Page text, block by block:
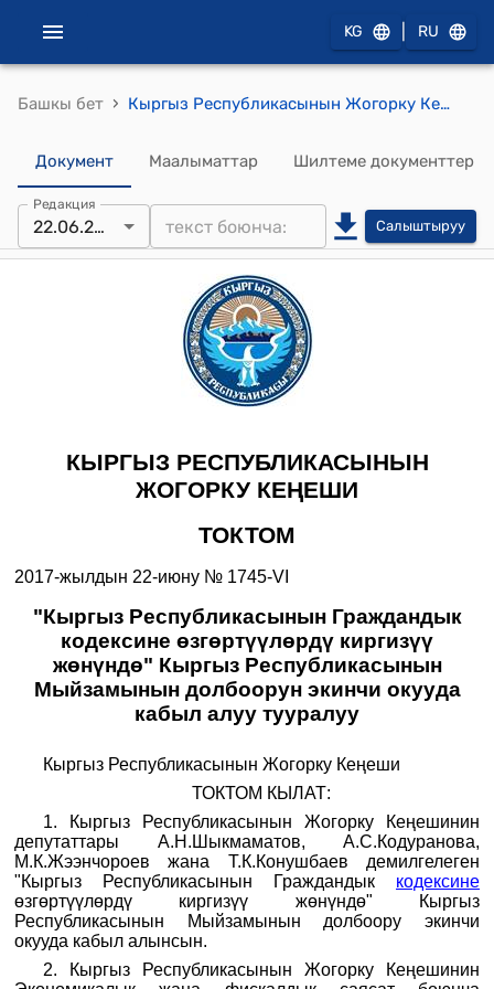
KG RU
Башкы бет › Кыргыз Республикасынын Жогорку Кеңешинин 2017-жылдын 22-июнундагы № 1745-VI "Кыргыз Республикасынын Граждандык кодексине өзгөртүүлөрдү киргизүү жөнүндө" Кыргыз Республикасынын Мыйзамынын долбоорун экинчи окууда кабыл алуу тууралуу" токтому
Документ Маалыматтар Шилтеме документтер
Редакция
22.06.2017 Салыштыруу